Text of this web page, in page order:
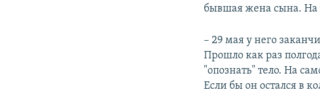
бывшая жена сына. На
– 29 мая у него
Прошло как раз
"опознать" тело. На
Если бы он остался в